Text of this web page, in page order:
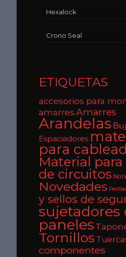
Hexalock
Crono Seal
ETIQUETAS
accesorios para
amarresAmarres
Arandelas
Espaciadores
para
Material
de circuitos
Novedades
y sellos de
sujetadores
paneles
Tornillos
componentes